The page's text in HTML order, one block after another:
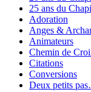
25 ans du
Adoration
Anges &
Animateurs
Chemin de
Citations
Conversions
Deux petits